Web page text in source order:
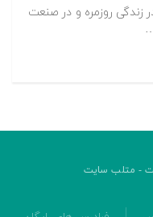
زندگی روزمره و در صنعت
- متلب سایت